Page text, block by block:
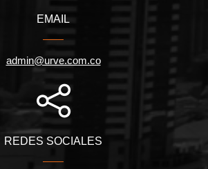
EMAIL
admin@urve.com.co
REDES SOCIALES